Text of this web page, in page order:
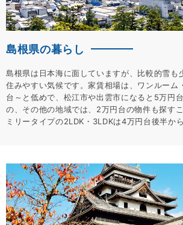
島根県の暮らし
島根県は日本海に面していますが、比較的雪も
住みやすい気候です。家賃相場は、ワンルーム
台～と低めで、松江市や出雲市になると5万円
の、その他の地域では、2万円台の物件も探す
ミリータイプの2LDK・3LDKは4万円台後半か